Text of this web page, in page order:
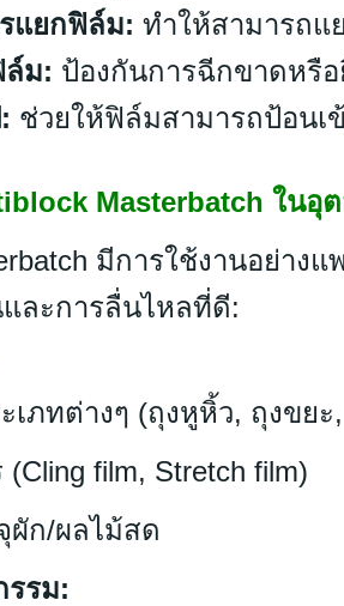
แยกฟิล์ม: ทำให้สามารถแ
ม: ป้องกันการฉีกขาดหรื
ช่วยให้ฟิล์มสามารถป้อนเ
Masterbatch ในอุ
มีการใช้งานอย่
ละการลื่นไหลที่ดี:
ต่างๆ (ถุงหูหิ้ว, ถุงขยะ,
film, Stretch film)
/ผลไม้สด
รม: